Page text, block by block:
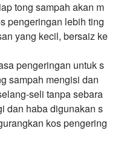
tong sampah akan m
pengeringan lebih ting
yang kecil, bersaiz ke
pengeringan untuk s
sampah mengisi dan
seli tanpa sebara
dan haba digunakan s
kos pengering